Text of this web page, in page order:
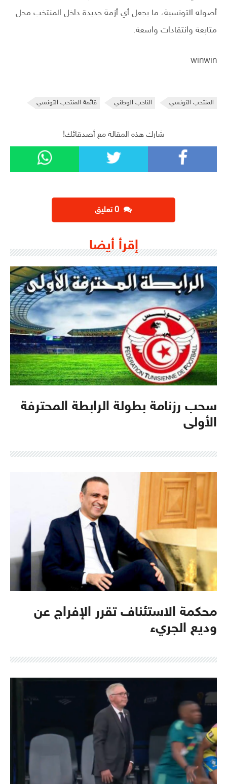
أصوله التونسية، ما يجعل أي أزمة جديدة داخل المنتخب محل
متابعة وانتقادات واسعة.
winwin
المنتخب التونسي الناخب الوطني قائمة المنتخب التونسي
شارك هذه المقالة مع أصدقائك!
إقرأ أيضا
سحب رزنامة بطولة الرابطة المحترفة
الأولى
محكمة الاستئناف تقرر الإفراج عن
وديع الجريء